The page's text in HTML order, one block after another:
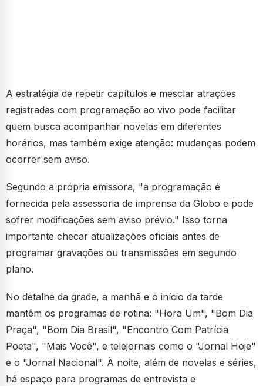
A estratégia de repetir capítulos e mesclar atrações
registradas com programação ao vivo pode facilitar
quem busca acompanhar novelas em diferentes
horários, mas também exige atenção: mudanças podem
ocorrer sem aviso.
Segundo a própria emissora, "a programação é
fornecida pela assessoria de imprensa da Globo e pode
sofrer modificações sem aviso prévio." Isso torna
importante checar atualizações oficiais antes de
programar gravações ou transmissões em segundo
plano.
No detalhe da grade, a manhã e o início da tarde
mantêm os programas de rotina: "Hora Um", "Bom Dia
Praça", "Bom Dia Brasil", "Encontro Com Patrícia
Poeta", "Mais Você", e telejornais como o "Jornal Hoje"
e o "Jornal Nacional". À noite, além de novelas e séries,
há espaço para programas de entrevista e